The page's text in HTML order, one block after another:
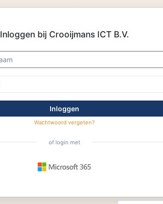
Inloggen bij Crooijmans ICT B.V.
Inloggen
Wachtwoord vergeten?
of login met